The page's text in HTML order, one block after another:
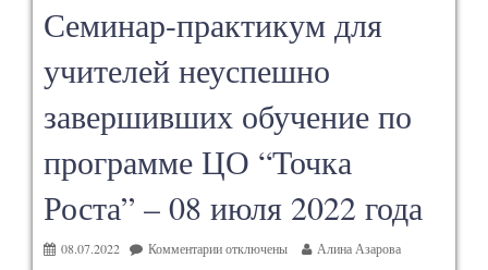
Семинар-практикум для
учителей неуспешно
завершивших обучение по
программе ЦО “Точка
Роста” – 08 июля 2022 года
08.07.2022 Комментарииотключены Алина Азарова